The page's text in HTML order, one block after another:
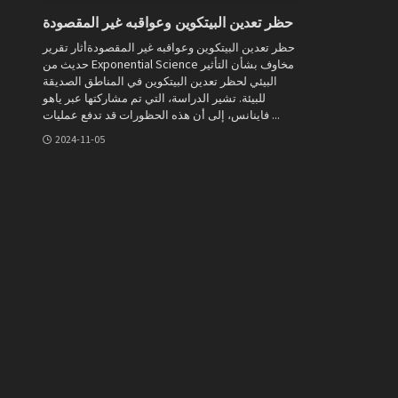
حظر تعدين البيتكوين وعواقبه غير المقصودة
حظر تعدين البيتكوين وعواقبه غير المقصودةأثار تقرير
حديث من Exponential Science مخاوف بشأن التأثير
البيئي لحظر تعدين البيتكوين في المناطق الصديقة
للبيئة. تشير الدراسة، التي تم مشاركتها عبر ياهو
فاينانس، إلى أن هذه الحظورات قد تدفع عمليات ...
2024-11-05